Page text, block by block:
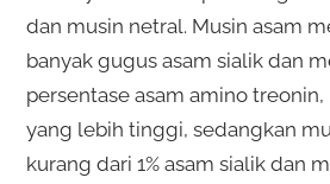
dan musin netral. Musin asam
banyak gugus asam sialik dan
persentase asam amino
yang lebih tinggi, sedangkan
kurang dari 1% asam sialik dan